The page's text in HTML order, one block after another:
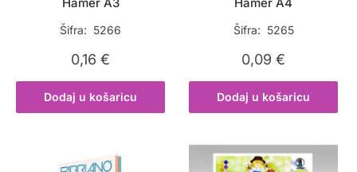
Šifra: 5266
0,16€
Dodaj u košaricu
Šifra: 5265
0,09€
Dodaj u košaricu